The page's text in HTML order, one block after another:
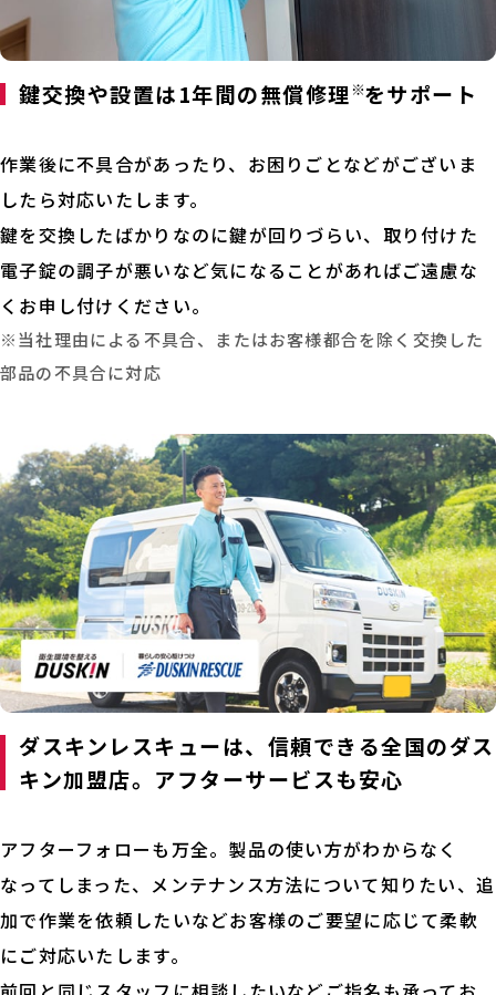
鍵交換や設置は1年間の無償修理 ※をサポート
作業後に不具合があったり、お困りごとなどがございま
したら対応いたします。
鍵を交換したばかりなのに鍵が回りづらい、取り付けた
電子錠の調子が悪いなど気になることがあればご遠慮な
くお申し付けください。
※当社理由による不具合、またはお客様都合を除く交換した
部品の不具合に対応
ダスキンレスキューは、信頼できる全国のダス
キン加盟店。アフターサービスも安心
アフターフォローも万全。製品の使い方がわからなく
なってしまった、メンテナンス方法について知りたい、追
加で作業を依頼したいなどお客様のご要望に応じて柔軟
にご対応いたします。